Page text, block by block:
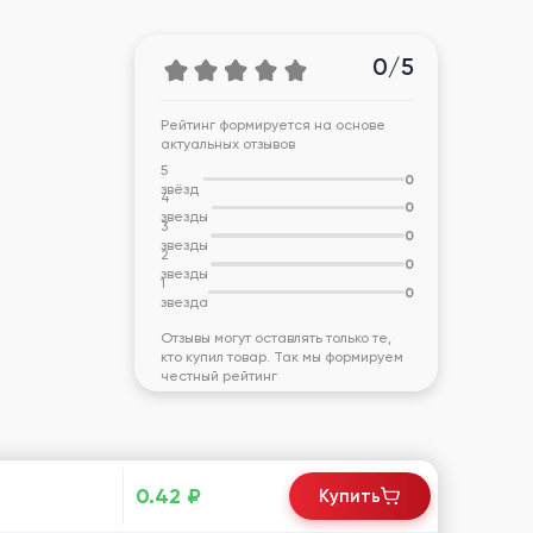
0/5
Рейтинг формируется на основе
актуальных отзывов
5
звёзд
0
4
звезды
0
3
звезды
0
2
звезды
0
1
звезда
0
Отзывы могут оставлять только те,
кто купил товар. Так мы формируем
честный рейтинг
0.42 ₽ Купить